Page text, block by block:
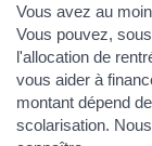
Vous avez au
Vous pouvez,
l'allocation de
vous aider à
montant dépend
scolarisation.